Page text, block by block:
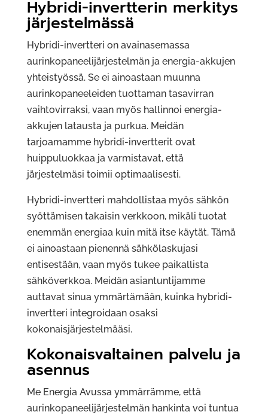
Hybridi-invertterin merkitys
järjestelmässä
Hybridi-invertteri on avainasemassa
aurinkopaneelijärjestelmän ja energia-akkujen
yhteistyössä. Se ei ainoastaan muunna
aurinkopaneeleiden tuottaman tasavirran
vaihtovirraksi, vaan myös hallinnoi energia-
akkujen latausta ja purkua. Meidän
tarjoamamme hybridi-invertterit ovat
huippuluokkaa ja varmistavat, että
järjestelmäsi toimii optimaalisesti.
Hybridi-invertteri mahdollistaa myös sähkön
syöttämisen takaisin verkkoon, mikäli tuotat
enemmän energiaa kuin mitä itse käytät. Tämä
ei ainoastaan pienennä sähkölaskujasi
entisestään, vaan myös tukee paikallista
sähköverkkoa. Meidän asiantuntijamme
auttavat sinua ymmärtämään, kuinka hybridi-
invertteri integroidaan osaksi
kokonaisjärjestelmääsi.
Kokonaisvaltainen palvelu ja
asennus
Me Energia Avussa ymmärrämme, että
aurinkopaneelijärjestelmän hankinta voi tuntua